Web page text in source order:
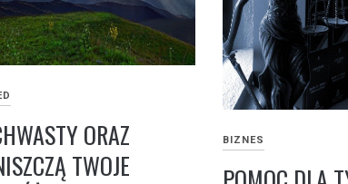
ORAZ
TWOJE
BIZNES